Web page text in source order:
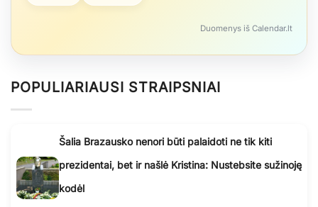
Duomenys iš Calendar.lt
POPULIARIAUSI STRAIPSNIAI
Šalia Brazausko nenori būti palaidoti ne tik kiti
prezidentai, bet ir našlė Kristina: Nustebsite sužinoję
kodėl